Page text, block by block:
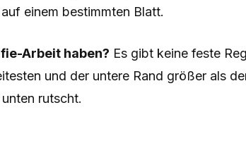
einem bestimmten Blatt.
Arbeit haben? Es gibt keine feste
und der untere Rand größer als
rutscht.